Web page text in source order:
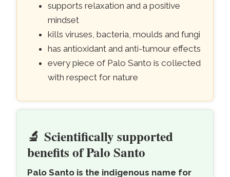
supports relaxation and a positive
mindset
kills viruses, bacteria, moulds and fungi
has antioxidant and anti-tumour effects
every piece of Palo Santo is collected
with respect for nature
🔬Scientifically supported
benefits of Palo Santo
Palo Santo is the indigenous name for